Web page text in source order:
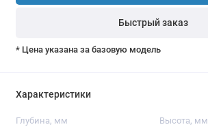
Быстрый заказ
* Цена указана за базовую модель
Характеристики
Глубина, мм Высота, мм